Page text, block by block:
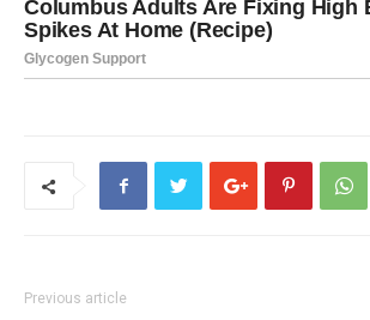
Previous article